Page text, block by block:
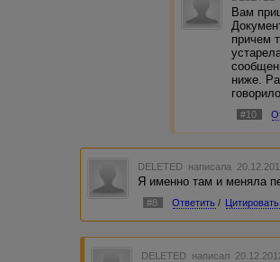
Вам
причем
ниже.
#10
DELETED написала
Я именно там и меняла
#8 Ответить / Цитировать
DELETED написал